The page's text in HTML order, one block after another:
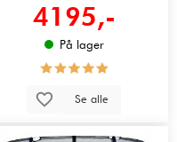
4195,-
På lager
Se alle